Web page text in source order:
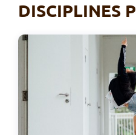
DISCIPLINES